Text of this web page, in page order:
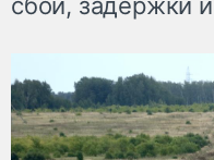
сбои, задержки